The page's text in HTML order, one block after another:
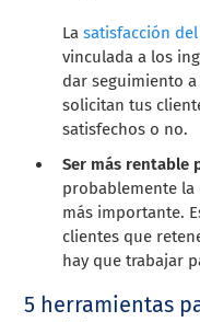
Lasatisfacción
vinculada a los
dar seguimiento
solicitan tus
satisfechos o no.
Ser más rentable
probablemente la
más importante.
clientes que
hay que trabajar
5 herramientas